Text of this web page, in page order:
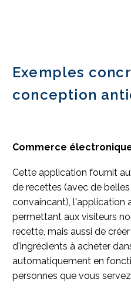
Exemples
conception
Commerce
Cette application fournit
de recettes (avec de
convaincant), l'application
permettant aux visiteurs
recette, mais aussi de
d'ingrédients à acheter
automatiquement en
personnes que vous